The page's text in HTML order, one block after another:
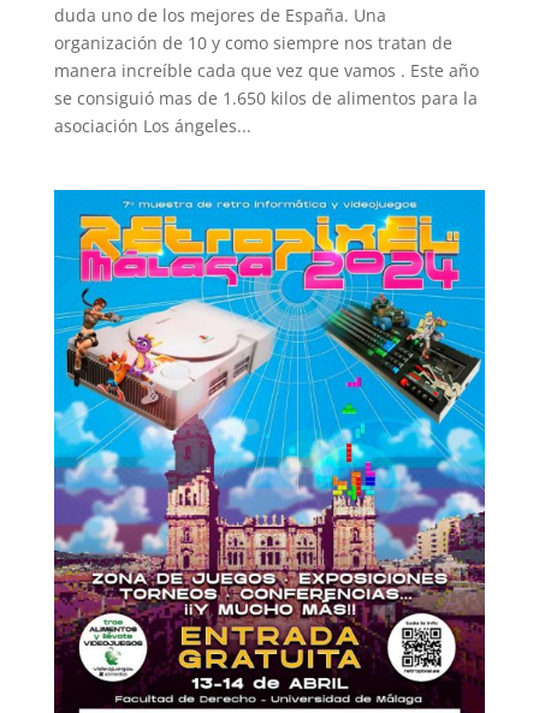
duda uno de los mejores de España. Una
organización de 10 y como siempre nos tratan de
manera increíble cada que vez que vamos . Este año
se consiguió mas de 1.650 kilos de alimentos para la
asociación Los ángeles...